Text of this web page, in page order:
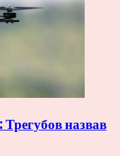
назвав